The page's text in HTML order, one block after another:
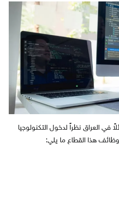
في العراق نظراً لدخول التكنولوجيا
هذا القطاع ما يلي: